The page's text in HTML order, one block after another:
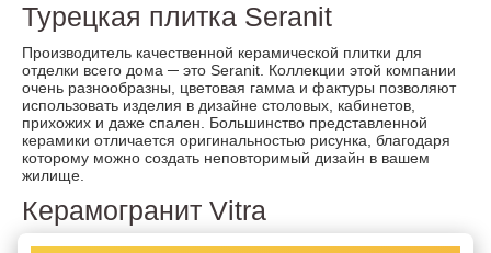
Турецкая плитка Seranit
Производитель качественной керамической плитки для
отделки всего дома ─ это Seranit. Коллекции этой компании
очень разнообразны, цветовая гамма и фактуры позволяют
использовать изделия в дизайне столовых, кабинетов,
прихожих и даже спален. Большинство представленной
керамики отличается оригинальностью рисунка, благодаря
которому можно создать неповторимый дизайн в вашем
жилище.
Керамогранит Vitra
Одним из мировых брендов по производству керамогранита